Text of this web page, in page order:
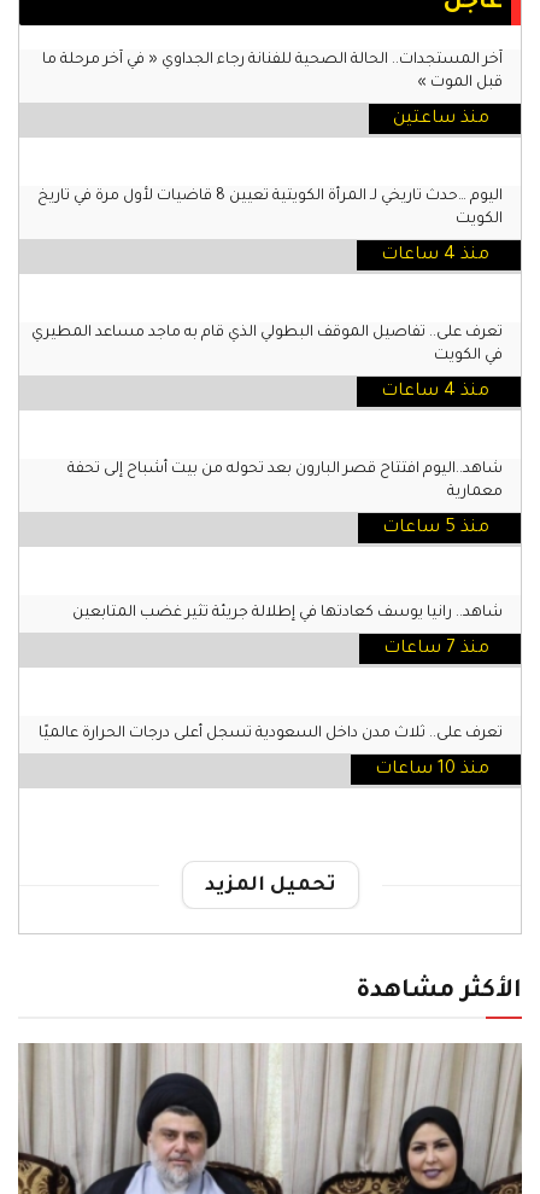
آخر المستجدات.. الحالة الصحية للفنانة رجاء الجداوي « في آخر مرحلة ما
قبل الموت »
منذ ساعتين
اليوم …حدث تاريخي لـ المرأة الكويتية تعيين 8 قاضيات لأول مرة في تاريخ
الكويت
منذ 4 ساعات
تعرف على.. تفاصيل الموقف البطولي الذي قام به ماجد مساعد المطيري
في الكويت
منذ 4 ساعات
شاهد..اليوم افتتاح قصر البارون بعد تحوله من بيت أشباح إلى تحفة
معمارية
منذ 5 ساعات
شاهد.. رانيا يوسف كعادتها في إطلالة جريئة تثير غضب المتابعين
منذ 7 ساعات
تعرف على.. ثلاث مدن داخل السعودية تسجل أعلى درجات الحرارة عالميًا
منذ 10 ساعات
تحميل المزيد
الأكثر مشاهدة